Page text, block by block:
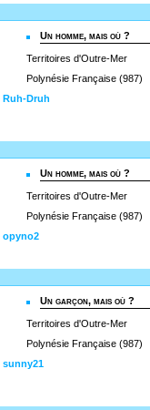
Un homme, mais où ?
Territoires d'Outre-Mer
Polynésie Française (987)
Druh
Un homme, mais où ?
Territoires d'Outre-Mer
Polynésie Française (987)
opyno2
Un garçon, mais où ?
Territoires d'Outre-Mer
Polynésie Française (987)
sunny21